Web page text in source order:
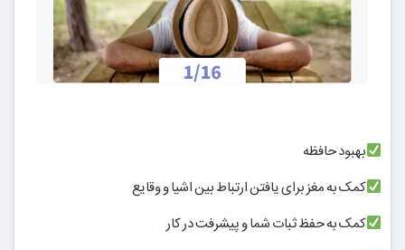
بهبود حافظه
کمک به مغز برای یافتن ارتباط بین اشیا و وقایع
کمک به حفظ ثبات شما و پیشرفت در کار